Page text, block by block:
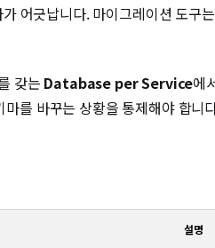
어긋납니다. 마이그레이션 도구
갖는 Database per Service에
를 바꾸는 상황을 통제해야 합
설명